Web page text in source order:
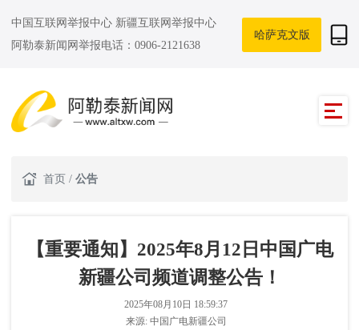
中国互联网举报中心 新疆互联网举报中心
阿勒泰新闻网举报电话：0906-2121638
哈萨克文版
首页 / 公告
【重要通知】2025年8月12日中国广电
新疆公司频道调整公告！
2025年08月10日 18:59:37
来源: 中国广电新疆公司